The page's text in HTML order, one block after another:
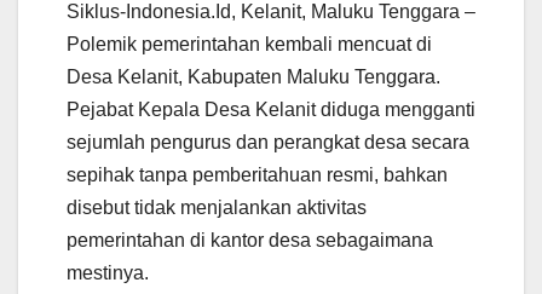
Siklus-Indonesia.Id, Kelanit, Maluku Tenggara –
Polemik pemerintahan kembali mencuat di
Desa Kelanit, Kabupaten Maluku Tenggara.
Pejabat Kepala Desa Kelanit diduga mengganti
sejumlah pengurus dan perangkat desa secara
sepihak tanpa pemberitahuan resmi, bahkan
disebut tidak menjalankan aktivitas
pemerintahan di kantor desa sebagaimana
mestinya.